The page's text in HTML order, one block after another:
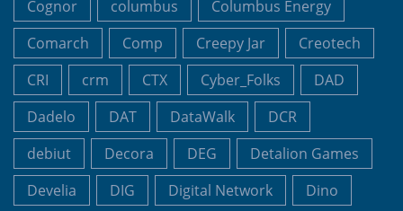
Cognor
columbus
Columbus Energy
Comarch
Comp Creepy Jar
Creotech
CRI
crm CTX Cyber_Folks
DAD
Dadelo
DAT DataWalk
DCR
debiut
Decora DEG
Detalion Games
Develia
DIG Digital Network
Dino